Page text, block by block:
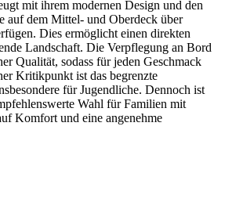
mit ihrem modernen Design und den
auf dem Mittel- und Oberdeck über
Dies ermöglicht einen direkten
Landschaft. Die Verpflegung an Bord
Qualität, sodass für jeden Geschmack
Kritikpunkt ist das begrenzte
für Jugendliche. Dennoch ist
Wahl für Familien mit
Komfort und eine angenehme